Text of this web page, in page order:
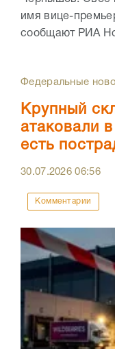
имя вице-
сообщают РИА
Федеральные
Крупный
атаковали
есть
30.07.202606:56
Комментарии